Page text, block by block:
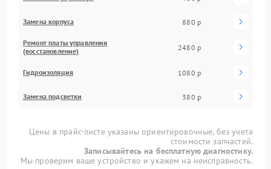
Замена корпуса 880 р
Ремонт платы управления
(восстановление)
2480 р
Гидроизоляция 1080 р
Замена подсветки 380 р
Цены в прайс-листе указаны ориентировочные, без учета
стоимости запчастей.
Записывайтесь на бесплатную диагностику.
Мы проверим ваше устройство и укажем на неисправность.